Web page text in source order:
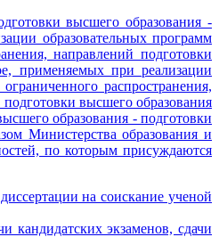
высшего образования -
образовательных программ
направлений подготовки
применяемых при реализации
распространения,
высшего образования
образования - подготовки
Министерства образования и
по которым присуждаются
на соискание ученой
экзаменов, сдачи